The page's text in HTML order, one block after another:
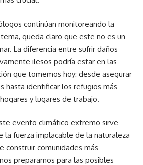
continúan monitoreando la
queda claro que este no es un
La diferencia entre sufrir daños
ilesos podría estar en las
que tomemos hoy: desde asegurar
hasta identificar los refugios más
y lugares de trabajo.
evento climático extremo sirve
la fuerza implacable de la naturaleza
construir comunidades más
preparamos para las posibles